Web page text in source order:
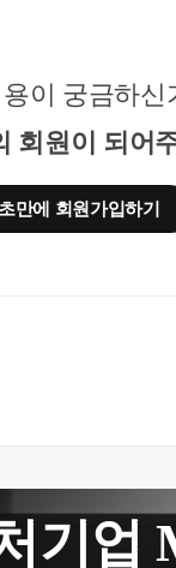
16조의2(벤처기
특별조치법, 제
)
제16
이 궁금하신
회원이 되어
만에 회원가입하기
기업